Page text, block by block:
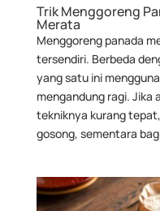
Trik Menggoreng
Merata
Menggoreng panada
tersendiri. Berbeda
yang satu ini
mengandung ragi. Jika
tekniknya kurang
gosong, sementara